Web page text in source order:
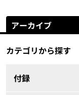
アーカイブ
カテゴリから探す
付録